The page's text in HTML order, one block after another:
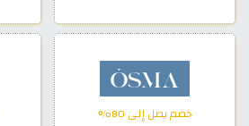
خصم يصل إلى 80%